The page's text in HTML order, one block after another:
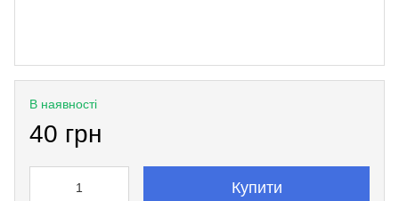
В наявності
40 грн
Купити